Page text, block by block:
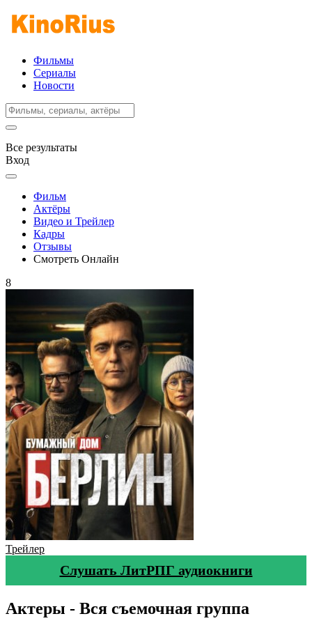
Фильмы
Сериалы
Новости
Все результаты
Вход
Фильм
Актёры
Видео и Трейлер
Кадры
Отзывы
Смотреть Онлайн
8
Трейлер
Слушать ЛитРПГ аудиокниги
Актеры - Вся съемочная группа